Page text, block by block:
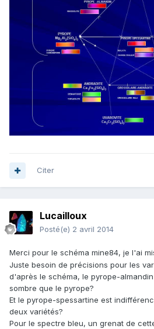
Citer
Lucailloux
Posté(e) 2 avril 2014
Merci pour le schéma mine84, je l'ai
Juste besoin de précisions pour les
d'après le schéma, le pyrope-
sombre que le pyrope?
Et le pyrope-spessartine est
deux variétés?
Pour le spectre bleu, un grenat de